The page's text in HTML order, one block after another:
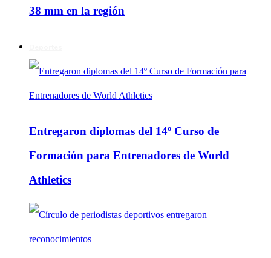
38 mm en la región
Entregaron diplomas del 14º Curso de
Formación para Entrenadores de World
Athletics